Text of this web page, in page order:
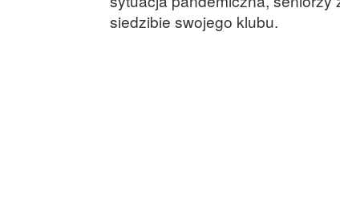
siedzibie swojego klubu.